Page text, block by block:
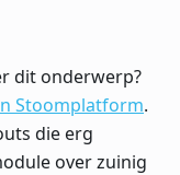
dit onderwerp?
Stoomplatform.
die erg
over zuinig